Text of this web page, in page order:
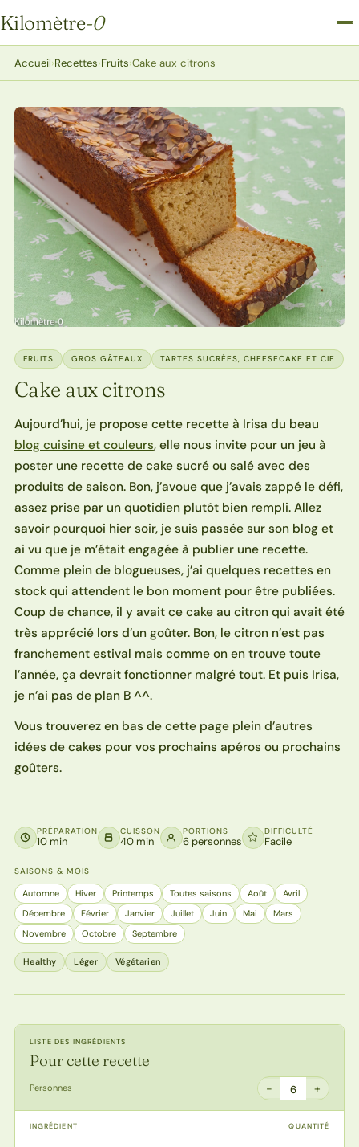
Kilomètre-0
Kilomètre-0
Accueil›Recettes›Fruits›Cake aux citrons
FRUITS GROS GÂTEAUX TARTES SUCRÉES, CHEESECAKE ET CIE
Cake aux citrons
Aujourd’hui, je propose cette recette à Irisa du beau
blog cuisine et couleurs, elle nous invite pour un jeu à
poster une recette de cake sucré ou salé avec des
produits de saison. Bon, j’avoue que j’avais zappé le défi,
assez prise par un quotidien plutôt bien rempli. Allez
savoir pourquoi hier soir, je suis passée sur son blog et
ai vu que je m’était engagée à publier une recette.
Comme plein de blogueuses, j’ai quelques recettes en
stock qui attendent le bon moment pour être publiées.
Coup de chance, il y avait ce cake au citron qui avait été
très apprécié lors d’un goûter. Bon, le citron n’est pas
franchement estival mais comme on en trouve toute
l’année, ça devrait fonctionner malgré tout. Et puis Irisa,
je n’ai pas de plan B ^^.
Vous trouverez en bas de cette page plein d’autres
idées de cakes pour vos prochains apéros ou prochains
goûters.
PRÉPARATION
10 min
CUISSON
40 min
PORTIONS
6 personnes
DIFFICULTÉ
Facile
SAISONS & MOIS
Automne Hiver Printemps Toutes saisons Août
Avril
Décembre
Février Janvier Juillet Juin Mai
Mars
Novembre
Octobre Septembre
Healthy Léger Végétarien
LISTE DES INGRÉDIENTS
Pour cette recette
Personnes − 6 +
INGRÉDIENT QUANTITÉ